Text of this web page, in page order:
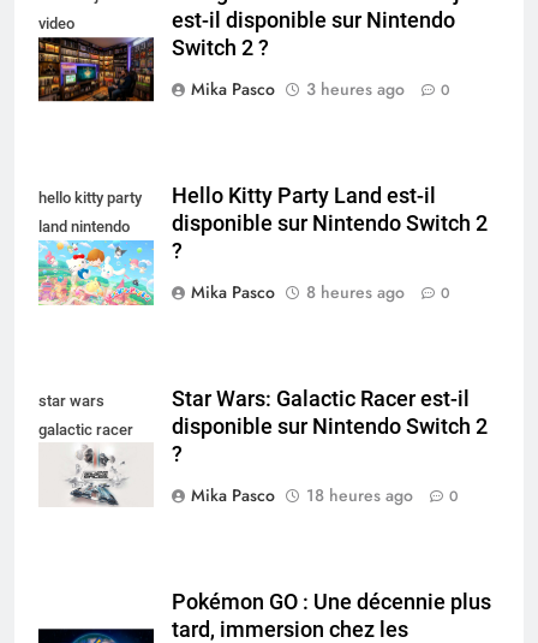
video
collectionneur
est-il disponible sur Nintendo
Switch 2 ?
Mika Pasco
3 heures ago 0
hello kitty party
land nintendo
switch
Hello Kitty Party Land est-il
disponible sur Nintendo Switch 2
?
Mika Pasco
8 heures ago 0
star wars
galactic racer
nintendo switch
Star Wars: Galactic Racer est-il
disponible sur Nintendo Switch 2
?
Mika Pasco
18 heures ago 0
Pokémon GO : Une décennie plus
tard, immersion chez les